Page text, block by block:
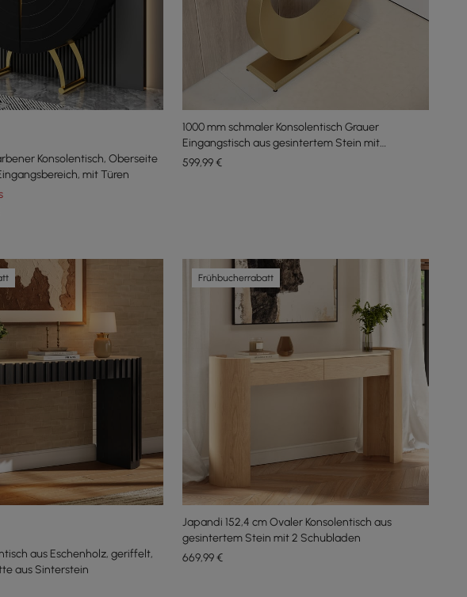
Konsolentisch, Oberseite
mit Türen
1000 mm schmaler Konsolentisch Grauer
Eingangstisch aus gesintertem Stein mit
Halbmond-Stahlsockel
599,99€
aus Eschenholz, geriffelt,
aus Sinterstein
Frühbucherrabatt
Japandi 152,4 cm Ovaler Konsolentisch aus
gesintertem Stein mit 2 Schubladen
669,99€